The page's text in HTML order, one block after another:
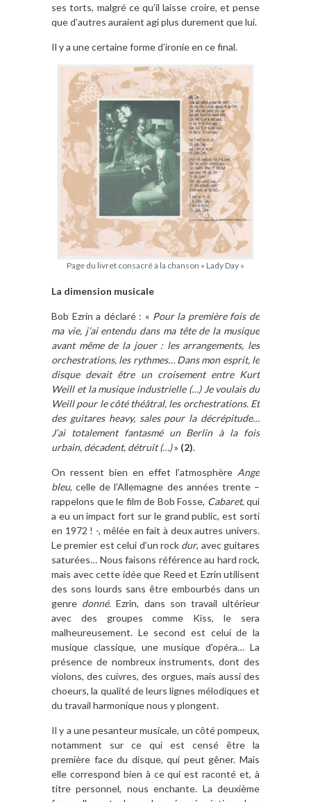
ses torts, malgré ce qu’il laisse croire, et pense
que d’autres auraient agi plus durement que lui.
Il y a une certaine forme d’ironie en ce final.
Page du livret consacré à la chanson « Lady Day »
La dimension musicale
Bob Ezrin a déclaré : « Pour la première fois de
ma vie, j’ai entendu dans ma tête de la musique
avant même de la jouer : les arrangements, les
orchestrations, les rythmes… Dans mon esprit, le
disque devait être un croisement entre Kurt
Weill et la musique industrielle (…) Je voulais du
Weill pour le côté théâtral, les orchestrations. Et
des guitares heavy, sales pour la décrépitude…
J’ai totalement fantasmé un Berlin à la fois
urbain, décadent, détruit (…)» (2).
On ressent bien en effet l’atmosphère Ange
bleu, celle de l’Allemagne des années trente –
rappelons que le film de Bob Fosse, Cabaret, qui
a eu un impact fort sur le grand public, est sorti
en 1972 ! -, mêlée en fait à deux autres univers.
Le premier est celui d’un rock dur, avec guitares
saturées… Nous faisons référence au hard rock,
mais avec cette idée que Reed et Ezrin utilisent
des sons lourds sans être embourbés dans un
genre donné. Ezrin, dans son travail ultérieur
avec des groupes comme Kiss, le sera
malheureusement. Le second est celui de la
musique classique, une musique d’opéra… La
présence de nombreux instruments, dont des
violons, des cuivres, des orgues, mais aussi des
choeurs, la qualité de leurs lignes mélodiques et
du travail harmonique nous y plongent.
Il y a une pesanteur musicale, un côté pompeux,
notamment sur ce qui est censé être la
première face du disque, qui peut gêner. Mais
elle correspond bien à ce qui est raconté et, à
titre personnel, nous enchante. La deuxième